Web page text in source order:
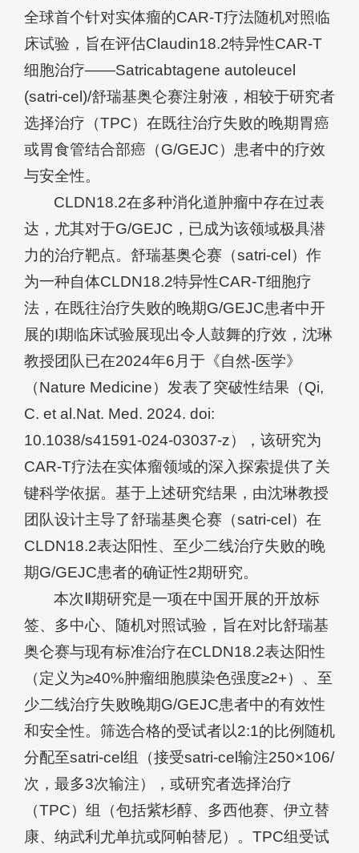
全球首个针对实体瘤的CAR-T疗法随机对照临
床试验，旨在评估Claudin18.2特异性CAR-T
细胞治疗——Satricabtagene autoleucel
(satri-cel)/舒瑞基奥仑赛注射液，相较于研究者
选择治疗（TPC）在既往治疗失败的晚期胃癌
或胃食管结合部癌（G/GEJC）患者中的疗效
与安全性。
CLDN18.2在多种消化道肿瘤中存在过表
达，尤其对于G/GEJC，已成为该领域极具潜
力的治疗靶点。舒瑞基奥仑赛（satri-cel）作
为一种自体CLDN18.2特异性CAR-T细胞疗
法，在既往治疗失败的晚期G/GEJC患者中开
展的I期临床试验展现出令人鼓舞的疗效，沈琳
教授团队已在2024年6月于《自然-医学》
（Nature Medicine）发表了突破性结果（Qi,
C. et al.Nat. Med. 2024. doi:
10.1038/s41591-024-03037-z），该研究为
CAR-T疗法在实体瘤领域的深入探索提供了关
键科学依据。基于上述研究结果，由沈琳教授
团队设计主导了舒瑞基奥仑赛（satri-cel）在
CLDN18.2表达阳性、至少二线治疗失败的晚
期G/GEJC患者的确证性2期研究。
本次Ⅱ期研究是一项在中国开展的开放标
签、多中心、随机对照试验，旨在对比舒瑞基
奥仑赛与现有标准治疗在CLDN18.2表达阳性
（定义为≥40%肿瘤细胞膜染色强度≥2+）、至
少二线治疗失败晚期G/GEJC患者中的有效性
和安全性。筛选合格的受试者以2:1的比例随机
分配至satri-cel组（接受satri-cel输注250×106/
次，最多3次输注），或研究者选择治疗
（TPC）组（包括紫杉醇、多西他赛、伊立替
康、纳武利尤单抗或阿帕替尼）。TPC组受试